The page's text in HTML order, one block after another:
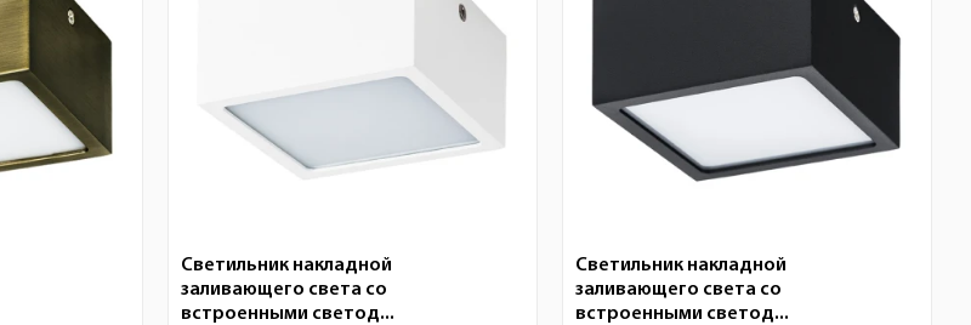
Светильник накладной
заливающего света со
встроенными светод...
Светильник накладной
заливающего света со
встроенными светод...